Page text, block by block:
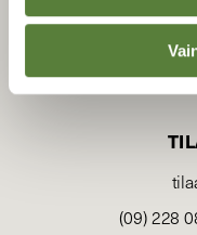
(09) 228